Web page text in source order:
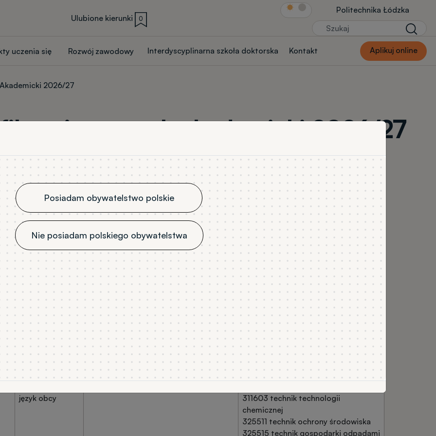
Ulubione kierunki 0
Link Str.głównej
Politechnika Łódzka
Szukaj
uczenia się Rozwój zawodowy Interdyscyplinarna szkoła doktorska Kontakt Aplikuj online
2026/27
Posiadam obywatelstwo polskie
Nie posiadam polskiego obywatelstwa
na rok akademicki 2026/27
Studia w języku polskim Studia w języku obcym
z danego przedmiotu dodatkowego nie wyklucza kandydata z toku
ale jest równoznaczny z zerową liczbą punktów z tego
Przedmioty
Dyplom zawodowy, kod i nazwa
matematyka
język obcy
311603 technik technologii
chemicznej
325511 technik ochrony środowiska
325515 technik gospodarki odpadami